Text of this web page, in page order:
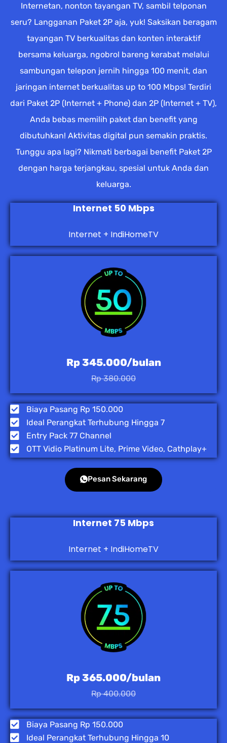
Internetan, nonton tayangan TV, sambil telponan
seru? Langganan Paket 2P aja, yuk! Saksikan beragam
tayangan TV berkualitas dan konten interaktif
bersama keluarga, ngobrol bareng kerabat melalui
sambungan telepon jernih hingga 100 menit, dan
jaringan internet berkualitas up to 100 Mbps! Terdiri
dari Paket 2P (Internet + Phone) dan 2P (Internet + TV),
Anda bebas memilih paket dan benefit yang
dibutuhkan! Aktivitas digital pun semakin praktis.
Tunggu apa lagi? Nikmati berbagai benefit Paket 2P
dengan harga terjangkau, spesial untuk Anda dan
keluarga.
Internet 50 Mbps
Internet + IndiHomeTV
Rp 345.000/bulan
Rp 380.000
Biaya Pasang Rp 150.000
Ideal Perangkat Terhubung Hingga 7
Entry Pack 77 Channel
OTT Vidio Platinum Lite, Prime Video, Cathplay+
Pesan Sekarang
Internet 75 Mbps
Internet + IndiHomeTV
Rp 365.000/bulan
Rp 400.000
Biaya Pasang Rp 150.000
Ideal Perangkat Terhubung Hingga 10